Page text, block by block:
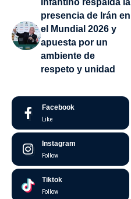
presencia de Irán en
el Mundial 2026 y
apuesta por un
ambiente de
respeto y unidad
Facebook
Like
Instagram
Follow
Tiktok
Follow